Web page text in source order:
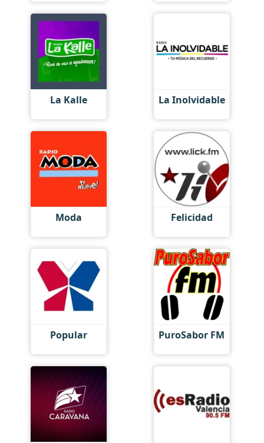
La Kalle La Inolvidable
Moda Felicidad
Popular PuroSabor FM